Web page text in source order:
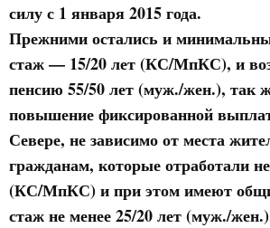
силу с 1 января 2015 года.
Прежними остались и
стаж — 15/20 лет (КС/МпКС), и
пенсию 55/50 лет (муж./жен.), так
повышение фиксированной
Севере, не зависимо от места
гражданам, которые отработали
(КС/МпКС) и при этом имеют
стаж не менее 25/20 лет (муж./